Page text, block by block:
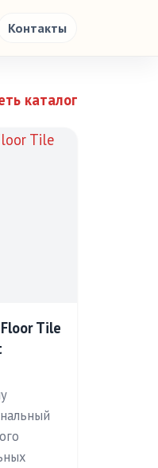
Контакты
каталог
Tile